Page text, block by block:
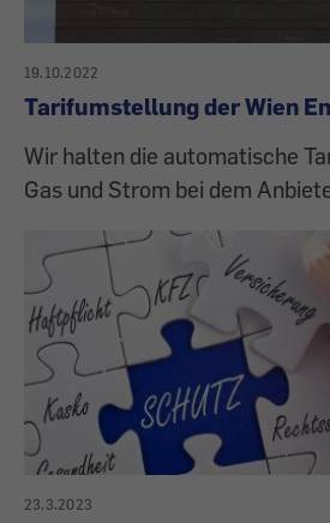
19.10.2022
Tarifumstellung der Wien
Wir halten die automatische
Gas und Strom bei dem
23.3.2023